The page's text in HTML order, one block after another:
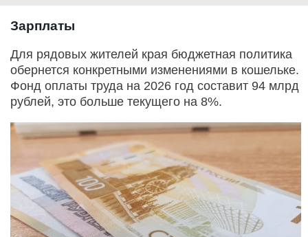
Зарплаты
Для рядовых жителей края бюджетная политика
обернется конкретными изменениями в кошельке.
Фонд оплаты труда на 2026 год составит 94 млрд
рублей, это больше текущего на 8%.